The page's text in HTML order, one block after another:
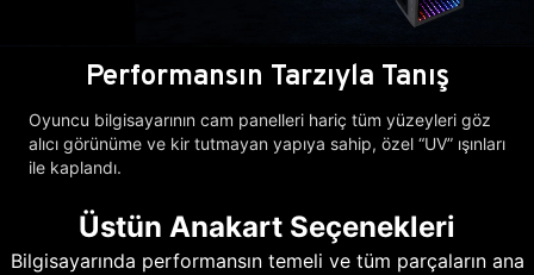
Performansın Tarzıyla Tanış
Oyuncu bilgisayarının cam panelleri hariç tüm yüzeyleri göz
alıcı görünüme ve kir tutmayan yapıya sahip, özel “UV” ışınları
ile kaplandı.
Üstün Anakart Seçenekleri
Bilgisayarında performansın temeli ve tüm parçaların ana